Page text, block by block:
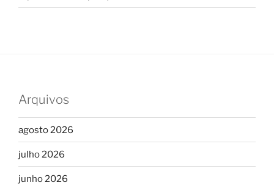
Arquivos
agosto 2026
julho 2026
junho 2026